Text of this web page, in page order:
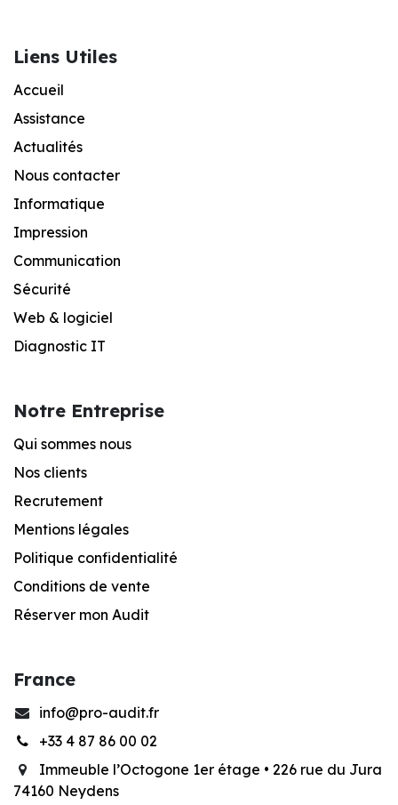
Liens Utiles
Accueil
Assistance
Actualités
Nous contacter
Informatique
Impression
Communication
Sécurité
Web & logiciel
Diagnostic IT
Notre Entreprise
Qui sommes nous
Nos clients
Recrutement
Mentions légales
Politique confidentialité
Conditions de vente
Réserver mon Audit
France
info@pro-audit.fr
+33 4 87 86 00 02
Immeuble l’Octogone 1er étage • 226 rue du Jura
74160 Neydens